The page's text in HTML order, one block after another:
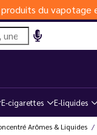
du
E-cigarettes E-liquides
Arômes & Liquides